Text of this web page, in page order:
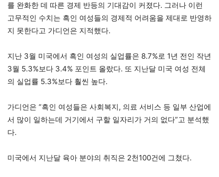
를 완화한 데 따른 경제 반등의 기대감이 커졌다. 그러나 이런
고무적인 수치는 흑인 여성들의 경제적 어려움을 제대로 반영하
지 못한다고 가디언은 지적했다.
지난 3월 미국에서 흑인 여성의 실업률은 8.7%로 1년 전인 작년
3월 5.3%보다 3.4% 포인트 올랐다. 또 지난달 미국 여성 전체
의 실업률 5.3%보다 훨씬 높다.
가디언은 “흑인 여성들은 사회복지, 의료 서비스 등 일부 산업에
서 많이 일하는데 거기에서 구할 일자리가 거의 없다”고 분석했
다.
미국에서 지난달 육아 분야의 취직은 2천100건에 그쳤다.